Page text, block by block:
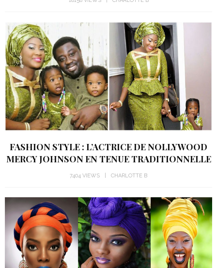
FASHION STYLE : L’ACTRICE DE NOLLYWOOD
MERCY JOHNSON EN TENUE TRADITIONNELLE
7404 VIEWS CHARLOTTE B